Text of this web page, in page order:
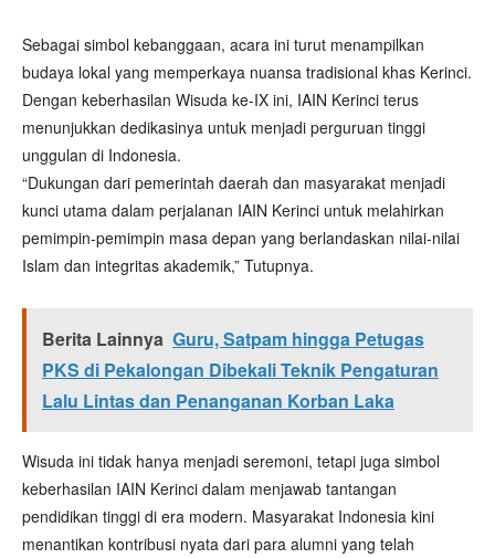
Sebagai simbol kebanggaan, acara ini turut menampilkan
budaya lokal yang memperkaya nuansa tradisional khas Kerinci.
Dengan keberhasilan Wisuda ke-IX ini, IAIN Kerinci terus
menunjukkan dedikasinya untuk menjadi perguruan tinggi
unggulan di Indonesia.
“Dukungan dari pemerintah daerah dan masyarakat menjadi
kunci utama dalam perjalanan IAIN Kerinci untuk melahirkan
pemimpin-pemimpin masa depan yang berlandaskan nilai-nilai
Islam dan integritas akademik,” Tutupnya.
Berita Lainnya Guru, Satpam hingga Petugas
PKS di Pekalongan Dibekali Teknik Pengaturan
Lalu Lintas dan Penanganan Korban Laka
Wisuda ini tidak hanya menjadi seremoni, tetapi juga simbol
keberhasilan IAIN Kerinci dalam menjawab tantangan
pendidikan tinggi di era modern. Masyarakat Indonesia kini
menantikan kontribusi nyata dari para alumni yang telah